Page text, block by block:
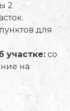
2
для
участке: со
на